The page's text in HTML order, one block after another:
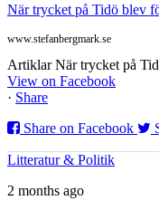
När trycket på Tidö blev
www.stefanbergmark.se
Artiklar När trycket på
View on Facebook
· Share
Share on Facebook
Litteratur & Politik
2 months ago